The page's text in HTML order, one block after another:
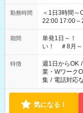
勤務時間
＜1日3時間～OK！＞ ▼ 例えば… ▼
22:00 17:00～22:00 など こちら以
ださい！
期間
単発1日～！
い！ ＃8月
特徴 週1日からOK /
業・Wワーク
集 / 電話対応
気になる！